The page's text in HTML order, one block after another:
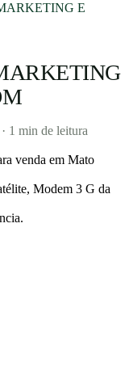
E
· 1 min de leitura
venda em Mato
Modem 3 G da